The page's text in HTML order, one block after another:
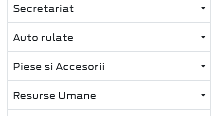
Secretariat
Auto rulate
Piese si Accesorii
Resurse Umane